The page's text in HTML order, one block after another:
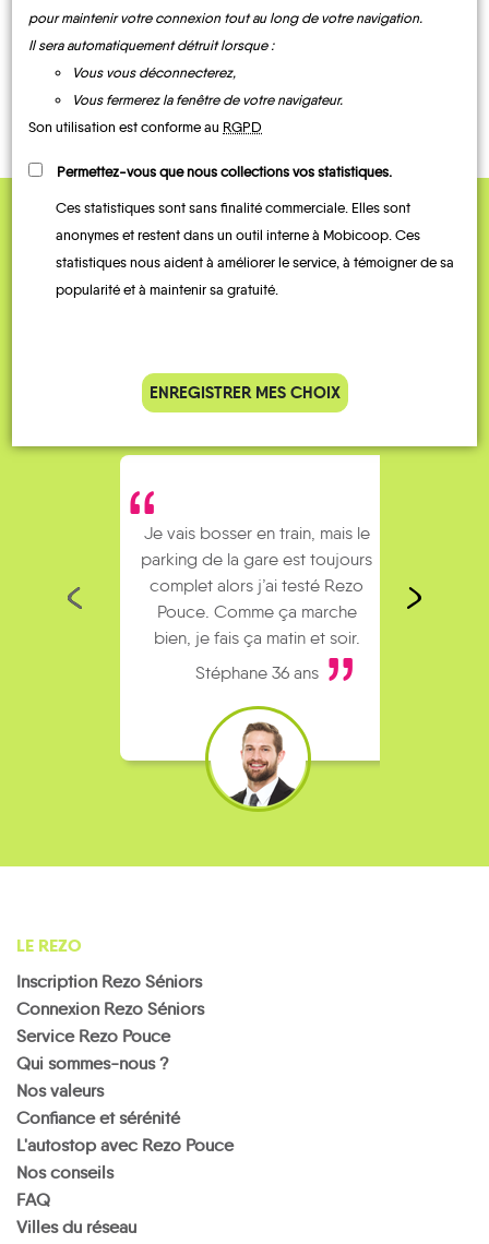
CONTACTEZ-NOUS !
QUELQUES
Témoignages
Je vais bosser en train, mais le
parking de la gare est toujours
complet alors j’ai testé Rezo
Pouce. Comme ça marche
bien, je fais ça matin et soir.
Stéphane 36 ans
LE REZO
Inscription Rezo Séniors
Connexion Rezo Séniors
Service Rezo Pouce
Qui sommes-nous ?
Nos valeurs
Confiance et sérénité
L'autostop avec Rezo Pouce
Nos conseils
FAQ
Villes du réseau
pour maintenir votre connexion tout au long de votre navigation.
Il sera automatiquement détruit lorsque :
Vous vous déconnecterez,
Vous fermerez la fenêtre de votre navigateur.
Son utilisation est conforme au RGPD
Permettez-vous que nous collections vos statistiques.
Ces statistiques sont sans finalité commerciale. Elles sont
anonymes et restent dans un outil interne à Mobicoop. Ces
statistiques nous aident à améliorer le service, à témoigner de sa
popularité et à maintenir sa gratuité.
ENREGISTRER MES CHOIX